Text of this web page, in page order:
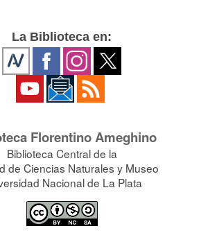
La Biblioteca en:
Florentino Ameghino
Biblioteca Central de la
de Ciencias Naturales y Museo
Nacional de La Plata